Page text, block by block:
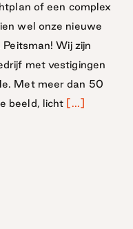
of een complex
wel onze nieuwe
Wij zijn
met vestigingen
Met meer dan 50
beeld, licht [...]